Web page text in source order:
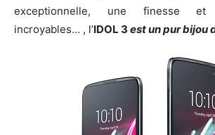
exceptionnelle, une finesse
incroyables… , l’IDOL 3 est un pur bijou